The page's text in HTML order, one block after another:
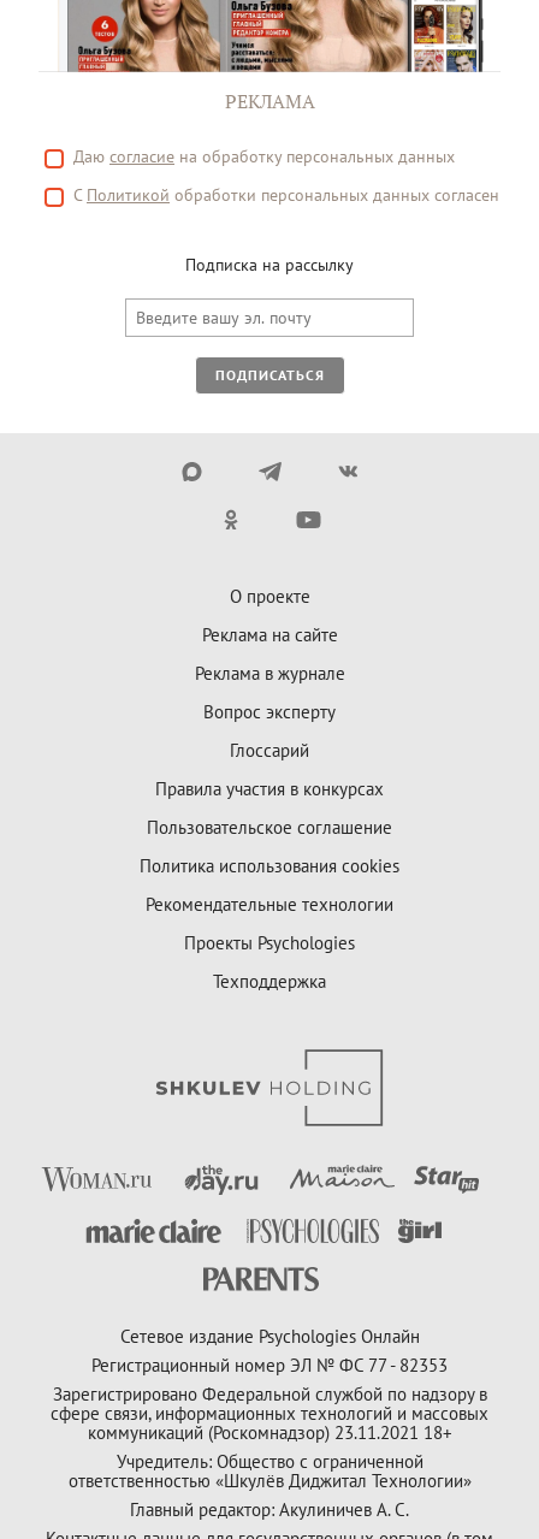
РЕКЛАМА
Даю согласие на обработку персональных данных
С Политикой обработки персональных данных согласен
Подписка на рассылку
ПОДПИСАТЬСЯ
О проекте
Реклама на сайте
Реклама в журнале
Вопрос эксперту
Глоссарий
Правила участия в конкурсах
Пользовательское соглашение
Политика использования cookies
Рекомендательные технологии
Проекты Psychologies
Техподдержка
Сетевое издание Psychologies Онлайн
Регистрационный номер ЭЛ № ФС 77 - 82353
Зарегистрировано Федеральной службой по надзору в
сфере связи, информационных технологий и массовых
коммуникаций (Роскомнадзор) 23.11.2021 18+
Учредитель: Общество с ограниченной
ответственностью «Шкулёв Диджитал Технологии»
Главный редактор: Акулиничев А. С.